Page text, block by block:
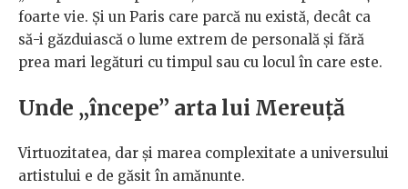
foarte vie. Și un Paris care parcă nu există, decât ca
să-i găzduiască o lume extrem de personală și fără
prea mari legături cu timpul sau cu locul în care este.
Unde „începe” arta lui Mereuță
Virtuozitatea, dar și marea complexitate a universului
artistului e de găsit în amănunte.